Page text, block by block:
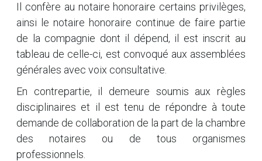
Il confère au notaire honoraire certains privilèges,
ainsi le notaire honoraire continue de faire partie
de la compagnie dont il dépend, il est inscrit au
tableau de celle-ci, est convoqué aux assemblées
générales avec voix consultative.
En contrepartie, il demeure soumis aux règles
disciplinaires et il est tenu de répondre à toute
demande de collaboration de la part de la chambre
des notaires ou de tous organismes
professionnels.